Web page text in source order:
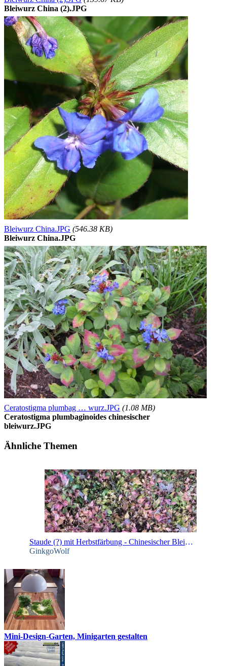
Bleiwurz China (2).JPG
Bleiwurz China.JPG (546.38 KB)
Bleiwurz China.JPG
Ceratostigma plumbag … wurz.JPG (1.08 MB)
Ceratostigma plumbaginoides chinesischer
bleiwurz.JPG
Ähnliche Themen
Staude (?) mit Herbstfärbung - Chinesischer Bleiwurz
GinkgoWolf
Mini-Design-Garten, Minigarten gestalten